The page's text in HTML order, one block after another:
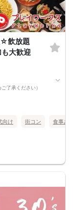
☆飲放題
大歓迎
了承ください）
。
）
しみましょう。
。
向け 街コン 食事あ